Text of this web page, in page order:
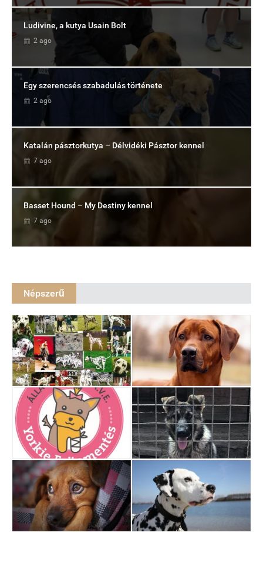
Ludivine, a kutya Usain Bolt
2 ago
Egy szerencsés szabadulás története
2 ago
Katalán pásztorkutya – Délvidéki Pásztor kennel
7 ago
Basset Hound – My Destiny kennel
7 ago
Népszerű